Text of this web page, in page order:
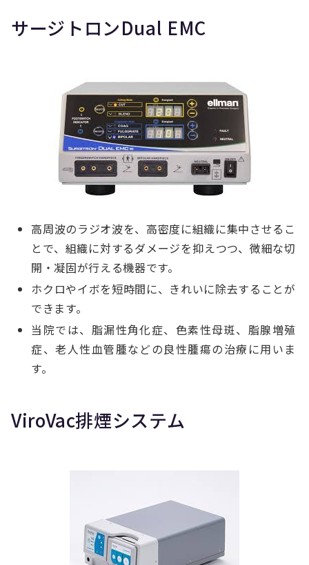
サージトロンDual EMC
高周波のラジオ波を、高密度に組織に集中させるこ
とで、組織に対するダメージを抑えつつ、微細な切
開・凝固が行える機器です。
ホクロやイボを短時間に、きれいに除去することが
できます。
当院では、脂漏性角化症、色素性母斑、脂腺増殖
症、老人性血管腫などの良性腫瘍の治療に用いま
す。
ViroVac排煙システム